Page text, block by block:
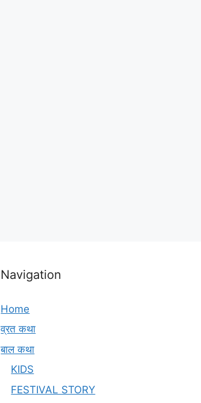
Navigation
Home
व्रत कथा
बाल कथा
KIDS
FESTIVAL STORY